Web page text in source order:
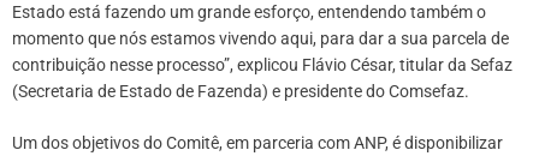
Estado está fazendo um grande esforço, entendendo também o
momento que nós estamos vivendo aqui, para dar a sua parcela de
contribuição nesse processo”, explicou Flávio César, titular da Sefaz
(Secretaria de Estado de Fazenda) e presidente do Comsefaz.
Um dos objetivos do Comitê, em parceria com ANP, é disponibilizar